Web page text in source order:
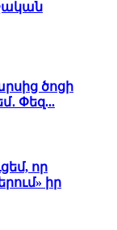
ծոցի
Փեզ...
որ
իր